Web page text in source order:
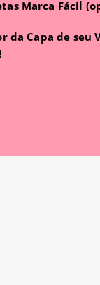
Marca Fácil
da Capa de seu